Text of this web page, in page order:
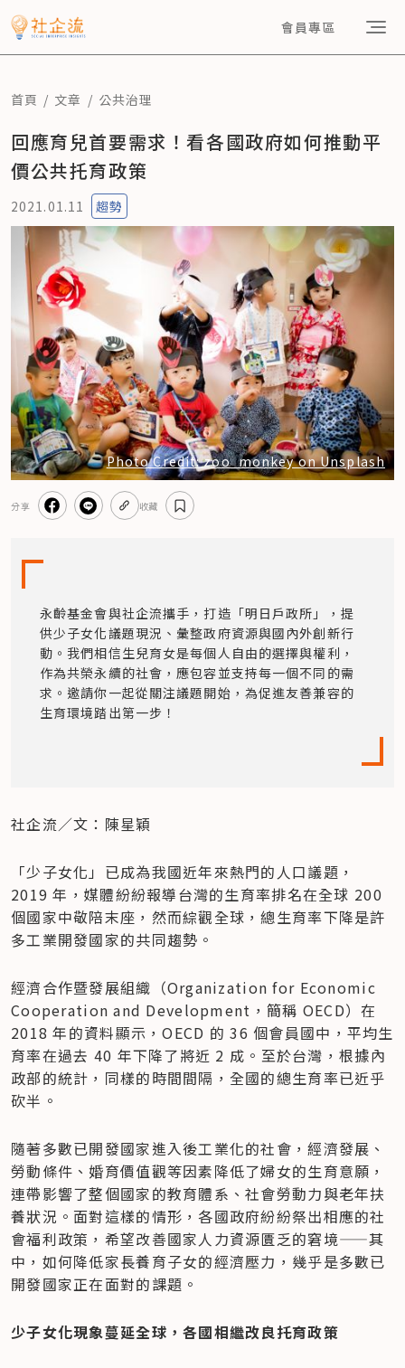
會員專區
首頁 文章 公共治理
回應育兒首要需求！看各國政府如何推動平
價公共托育政策
2021.01.11 趨勢
Photo Credit: zoo_monkey on Unsplash
分享 收藏
永齡基金會與社企流攜手，打造「明日戶政所」，提
供少子女化議題現況、彙整政府資源與國內外創新行
動。我們相信生兒育女是每個人自由的選擇與權利，
作為共榮永續的社會，應包容並支持每一個不同的需
求。邀請你一起從關注議題開始，為促進友善兼容的
生育環境踏出第一步！
社企流／文：陳星穎
「少子女化」已成為我國近年來熱門的人口議題，
2019 年，媒體紛紛報導台灣的生育率排名在全球 200
個國家中敬陪末座，然而綜觀全球，總生育率下降是許
多工業開發國家的共同趨勢。
經濟合作暨發展組織（Organization for Economic
Cooperation and Development，簡稱 OECD）在
2018 年的資料顯示，OECD 的 36 個會員國中，平均生
育率在過去 40 年下降了將近 2 成。至於台灣，根據內
政部的統計，同樣的時間間隔，全國的總生育率已近乎
砍半。
隨著多數已開發國家進入後工業化的社會，經濟發展、
勞動條件、婚育價值觀等因素降低了婦女的生育意願，
連帶影響了整個國家的教育體系、社會勞動力與老年扶
養狀況。面對這樣的情形，各國政府紛紛祭出相應的社
會福利政策，希望改善國家人力資源匱乏的窘境——其
中，如何降低家長養育子女的經濟壓力，幾乎是多數已
開發國家正在面對的課題。
少子女化現象蔓延全球，各國相繼改良托育政策